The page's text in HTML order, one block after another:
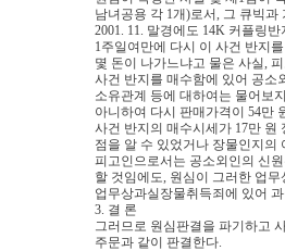
남녀공용 각 1개)로서, 그 큐빅
2001. 11. 말경에도 14K 커플링
1주일여만에 다시 이 사건 반지
몇 돈이 나가느냐고 물은 사실,
사건 반지를 매수함에 있어 공소
소유관계 등에 대하여는 물어보
아니하여 다시 판매가격이 54만
사건 반지의 매수시세가 17만 원
점을 알 수 있었거나 장물인지의
피고인으로서는 공소외인의 신
할 것임에도, 원심이 그러한 업
업무상과실장물취득죄에 있어
3. 결 론
그러므로 원심판결을 파기하고
주문과 같이 판결한다.